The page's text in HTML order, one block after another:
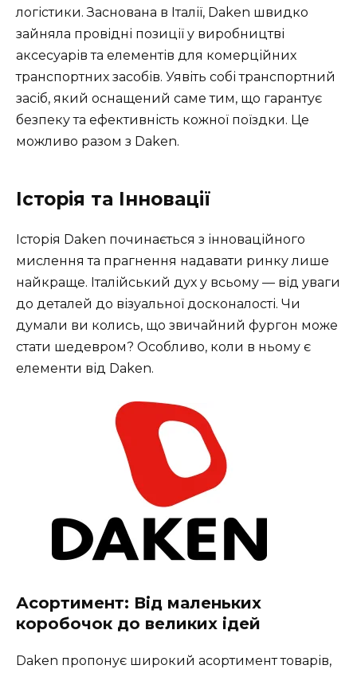
логістики. Заснована в Італії, Daken швидко
зайняла провідні позиції у виробництві
аксесуарів та елементів для комерційних
транспортних засобів. Уявіть собі транспортний
засіб, який оснащений саме тим, що гарантує
безпеку та ефективність кожної поїздки. Це
можливо разом з Daken.
Історія та Інновації
Історія Daken починається з інноваційного
мислення та прагнення надавати ринку лише
найкраще. Італійський дух у всьому — від уваги
до деталей до візуальної досконалості. Чи
думали ви колись, що звичайний фургон може
стати шедевром? Особливо, коли в ньому є
елементи від Daken.
Асортимент: Від маленьких
коробочок до великих ідей
Daken пропонує широкий асортимент товарів,